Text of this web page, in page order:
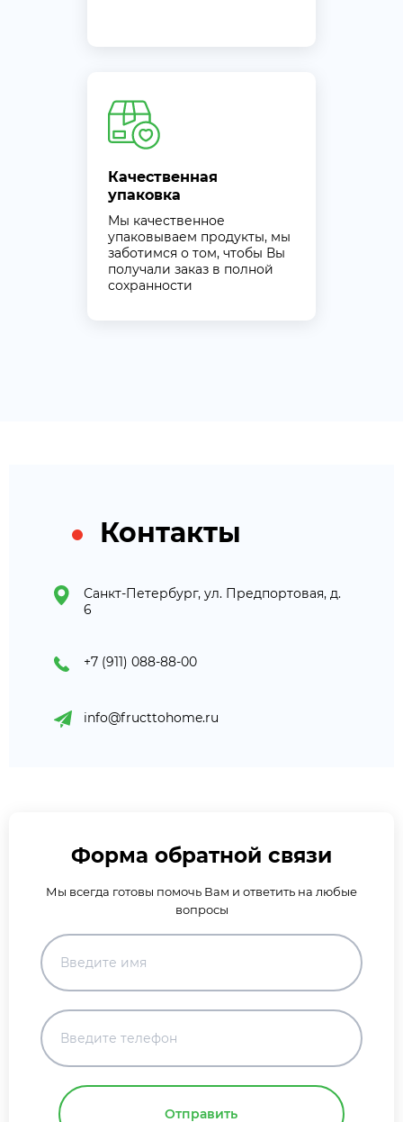
Качественная
упаковка
Мы качественное
упаковываем продукты, мы
заботимся о том, чтобы Вы
получали заказ в полной
сохранности
Контакты
Санкт-Петербург, ул. Предпортовая, д.
6
+7 (911) 088-88-00
info@fructtohome.ru
Форма обратной связи
Мы всегда готовы помочь Вам и ответить на любые
вопросы
Отправить